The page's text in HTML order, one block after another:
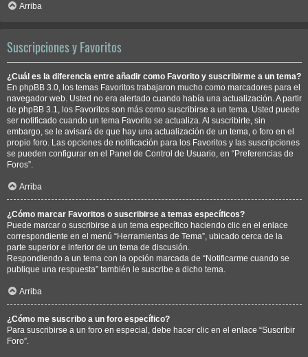
Arriba
Suscripciones y Favoritos
¿Cuál es la diferencia entre añadir como Favorito y suscribirme a un tema?
En phpBB 3.0, los temas Favoritos trabajaron mucho como marcadores para el
navegador web. Usted no era alertado cuando había una actualización. A partir
de phpBB 3.1, los Favoritos son más como suscribirse a un tema. Usted puede
ser notificado cuando un tema Favorito se actualiza. Al suscribirte, sin
embargo, se le avisará de que hay una actualización de un tema, o foro en el
propio foro. Las opciones de notificación para los Favoritos y las suscripciones
se pueden configurar en el Panel de Control de Usuario, en “Preferencias de
Foros”.
Arriba
¿Cómo marcar Favoritos o suscribirse a temas específicos?
Puede marcar o suscribirse a un tema específico haciendo clic en el enlace
correspondiente en el menú “Herramientas de Tema”, ubicado cerca de la
parte superior e inferior de un tema de discusión.
Respondiendo a un tema con la opción marcada de “Notificarme cuando se
publique una respuesta” también le suscribe a dicho tema.
Arriba
¿Cómo me suscribo a un foro específico?
Para suscribirse a un foro en especial, debe hacer clic en el enlace “Suscribir
Foro”.